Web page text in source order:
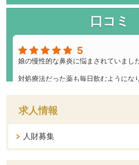
求人情報
人財募集